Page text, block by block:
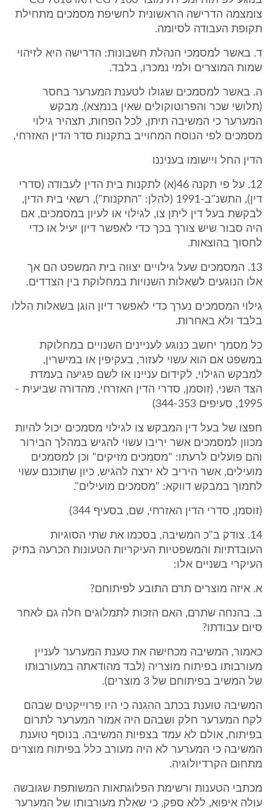
צומצמה הדרישה הראשונית לחשיפת מסמכים מתחילת
תקופת העבודה לסיומה.
ד. באשר למסמכי הנהלת חשבונות: הדרישה היא לזיהוי
שמות המוצרים ולמי נמכרו, בלבד.
ה. באשר למסמכים שגולו לטענת המערער בחסר
(תלושי שכר והפרוטוקולים שאין בנמצא), מבקש
המערער כי המשיבה תיתן, לכל הפחות, תצהיר גילוי
מסמכים לפי הנוסח המחוייב בתקנות סדר הדין האזרחי.
הדין החל ויישומו בעניננו
12. על פי תקנה 46(א) לתקנות בית הדין לעבודה (סדרי
דין), התשנ"ב-1991 (להלן: "התקנות"), רשאי בית הדין,
לבקשת בעל דין ליתן צו, לגילוי או לעיון במסמכים, אם
היה סבור שיש צורך בכך כדי לאפשר דיון יעיל או כדי
לחסוך בהוצאות.
13. המסמכים שעל גילויים יצווה בית המשפט הם אך
אלו הנוגעים לשאלות השנויות במחלוקת בין הצדדים.
גילוי המסמכים נערך כדי לאפשר דיון הוגן בשאלות הללו
בלבד ולא באחרות.
כל מסמך יחשב כנוגע לעניינים השנויים במחלוקת
במשפט אם הוא עשוי לעזור, בעקיפין או במישרין,
למבקש הגילוי, לקידום עניינו או לשם פגיעה בעמדת
הצד השני. (זוסמן, סדרי הדין האזרחי, מהדורה שביעית -
1995, סעיפים 344-353)
חפצו של בעל דין המבקש צו לגילוי מסמכים יכול להיות
מכוון למסמכים אשר יריבו עשוי להגיש במהלך הבירור
והם פועלים לרעתו: "מסמכים מזיקים" וכן למסמכים
מועילים, אשר היריב לא ירצה להגיש, כיון שתוכנם עשוי
לתמוך במבקש דווקא: "מסמכים מועילים".
(זוסמן, סדרי הדין האזרחי, שם, בסעיף 344)
14. צודק ב"כ המשיבה, בסכמו את שתי הסוגיות
העובדתיות והמשפטיות העיקריות הטעונות הכרעה בתיק
העיקרי בשניים אלו:
א. איזה מוצרים תרם התובע לפיתוחם?
ב. בהנחה שתרם, האם הזכות לתמלוגים חלה גם לאחר
סיום עבודתו?
כאמור, המשיבה מכחישה את טענת המערער לעניין
מעורבותו בפיתוח מוצריה (לבד מהודאתה במעורבותו
של המשיב בפיתוחם של 3 מוצרים).
המשיבה טוענת בכתב ההגנה כי היו פרוייקטים שבהם
לקח המערער חלק ושבהם היה אמור המערער לתרום
בפיתוח, אולם לא עמד בצפיות המשיבה. בנוסף טוענת
המשיבה כי המערער לא היה מעורב כלל בפיתוח מוצרים
מתחום הקרדיולוגיה.
מכתבי הטענות ורשימת הפלוגתאות המשותפת שגובשה
עולה איפוא, ללא ספק, כי שאלת מעורבותו של המערער